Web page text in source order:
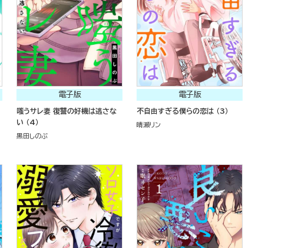
電子版
嗤うサレ妻 復讐の好機は逃さな
い （4）
黒田しのぶ
電子版
不自由すぎる僕らの恋は （3）
晴瀬リン